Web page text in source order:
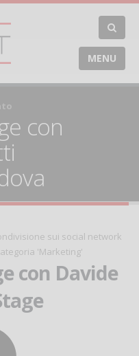
MENU
con
sui social network
'Marketing'
con Davide